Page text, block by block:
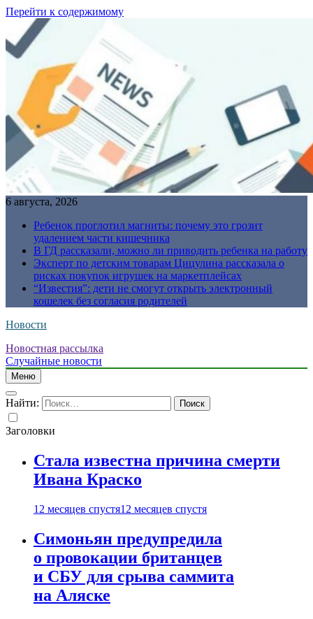
Перейти к содержимому
6 августа, 2026
Ребенок проглотил магниты: почему это грозит
удалением части кишечника
В ГД рассказали, можно ли приводить ребенка на работу
Эксперт по детским товарам Цицулина рассказала о
рисках покупок игрушек на маркетплейсах
“Известия”: дети не смогут открыть электронный
кошелек без согласия родителей
Новости
Новостная рассылка
Случайные новости
Меню
Найти:
Заголовки
Стала известна причина смерти
Ивана Краско
12 месяцев спустя12 месяцев спустя
Симоньян предупредила
о провокации британцев
и СБУ для срыва саммита
на Аляске